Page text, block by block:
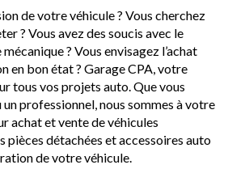
de votre véhicule ? Vous cherchez
? Vous avez des soucis avec le
? Vous envisagez l’achat
en bon état ? Garage CPA, votre
tous vos projets auto. Que vous
professionnel, nous sommes à votre
achat et vente de véhicules
pièces détachées et accessoires auto
de votre véhicule.